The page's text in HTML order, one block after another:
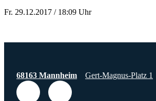
Fr. 29.12.2017 / 18:09 Uhr
68163 Mannheim Gert-Magnus-Platz 1